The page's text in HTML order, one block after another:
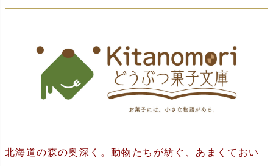
北海道の森の奥深く。動物たちが紡ぐ、あまくておい